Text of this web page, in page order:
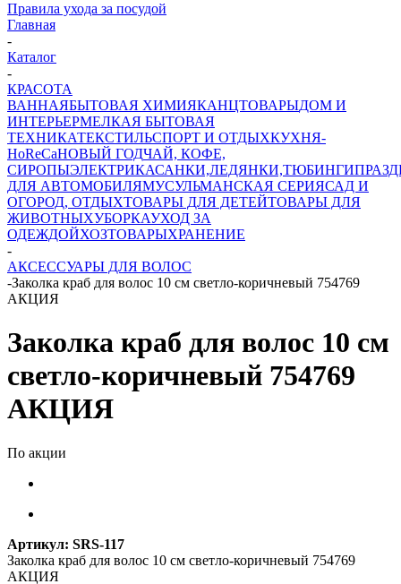
Правила ухода за посудой
Главная
-
Каталог
-
КРАСОТА
ВАННАЯБЫТОВАЯ ХИМИЯКАНЦТОВАРЫДОМ И
ИНТЕРЬЕРМЕЛКАЯ БЫТОВАЯ
ТЕХНИКАТЕКСТИЛЬСПОРТ И ОТДЫХКУХНЯ-
HoReCaНОВЫЙ ГОДЧАЙ, КОФЕ,
СИРОПЫЭЛЕКТРИКАСАНКИ,ЛЕДЯНКИ,ТЮБИНГИ
ДЛЯ АВТОМОБИЛЯМУСУЛЬМАНСКАЯ СЕРИЯСАД И
ОГОРОД, ОТДЫХТОВАРЫ ДЛЯ ДЕТЕЙТОВАРЫ ДЛЯ
ЖИВОТНЫХУБОРКАУХОД ЗА
ОДЕЖДОЙХОЗТОВАРЫХРАНЕНИЕ
-
АКСЕССУАРЫ ДЛЯ ВОЛОС
-Заколка краб для волос 10 см светло-коричневый 754769
АКЦИЯ
Заколка краб для волос 10 см
светло-коричневый 754769
АКЦИЯ
По акции
Артикул: SRS-117
Заколка краб для волос 10 см светло-коричневый 754769
АКЦИЯ